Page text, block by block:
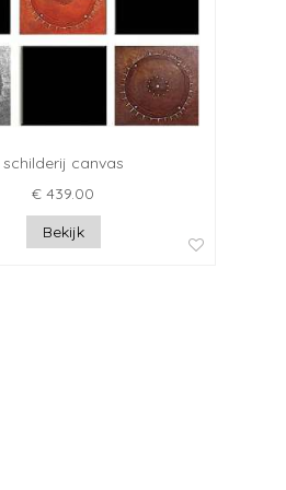
schilderij canvas
€ 439.00
Bekijk